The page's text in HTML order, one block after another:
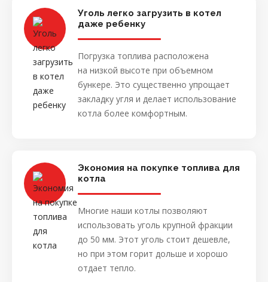
Уголь легко загрузить в котел
даже ребенку
Погрузка топлива расположена
на низкой высоте при объемном
бункере. Это существенно упрощает
закладку угля и делает использование
котла более комфортным.
Экономия на покупке топлива для
котла
Многие наши котлы позволяют
использовать уголь крупной фракции
до 50 мм. Этот уголь стоит дешевле,
но при этом горит дольше и хорошо
отдает тепло.